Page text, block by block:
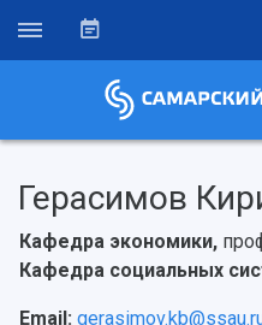
Герасимов
Кафедра экономики,
Кафедра социальных
Email: